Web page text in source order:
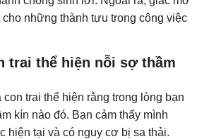
những thành tựu trong công việc
trai thể hiện nỗi sợ thầm
trai thể hiện rằng trong lòng bạn
kín nào đó. Bạn cảm thấy mình
hiện tại và có nguy cơ bị sa thải.